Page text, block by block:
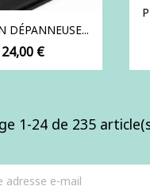
DÉPANNEUSE...
Prix
24,00 €
1-24 de 235